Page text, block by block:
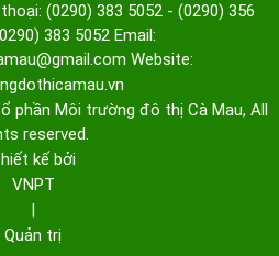
(0290) 383 5052 - (0290) 356
383 5052 Email:
Website:
phần Môi trường đô thị Cà Mau, All
reserved.
kế bởi
VNPT
|
Quản trị